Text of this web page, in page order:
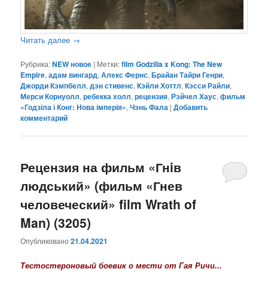
Читать далее →
Рубрика:NEW новое | Метки:film Godzilla x Kong: The New
Empire,адам вингард,Алекс Фернс,Брайан Тайри Генри,
Джорди Кэмпбелл,дэн стивенс,Кэйли Хоттл,Кэсси Райли,
Мерси Корнуолл,ребекка холл,рецензия,Рэйчел Хаус,фильм
«Годзіла і Конг: Нова імперія»,Чэнь Фала |Добавить
комментарий
Рецензия на фильм «Гнiв
людський» (фильм «Гнев
человеческий» film Wrath of
Man) (3205)
Опубликовано21.04.2021
Тестостероновый боевик о мести от Гая Ричи...